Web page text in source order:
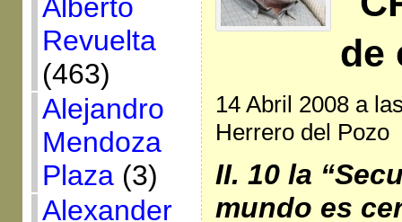
Alberto
Revuelta
(463)
Alejandro
Mendoza
Plaza(3)
Alexander
de
14 Abril 2008 a
Herrero del Pozo
II. 10 la
mundo es